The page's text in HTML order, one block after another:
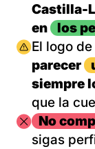
Castilla-
en
los
Imagen
El logo
parecer
siempre
que la
Imagen
No
sigas